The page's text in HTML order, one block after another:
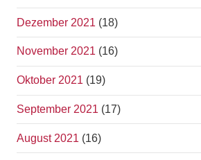
Dezember 2021 (18)
November 2021 (16)
Oktober 2021 (19)
September 2021 (17)
August 2021 (16)